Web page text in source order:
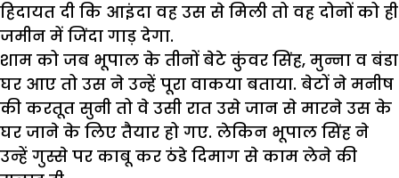
हिदायत दी कि आइंदा वह उस से मिली तो वह दोनों को ही
जमीन में जिंदा गाड़ देगा.
शाम को जब भूपाल के तीनों बेटे कुंवर सिंह, मुन्ना व बंडा
घर आए तो उस ने उन्हें पूरा वाकया बताया. बेटों ने मनीष
की करतूत सुनी तो वे उसी रात उसे जान से मारने उस के
घर जाने के लिए तैयार हो गए. लेकिन भूपाल सिंह ने
उन्हें गुस्से पर काबू कर ठंडे दिमाग से काम लेने की